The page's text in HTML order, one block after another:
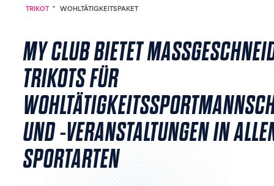
TRIKOT " WOHLTÄTIGKEITSPAKET
MY CLUB BIETET
RIKOTS FÜR W
ND -VERANSTALTUNGEN IN ALLEN
PORTARTEN